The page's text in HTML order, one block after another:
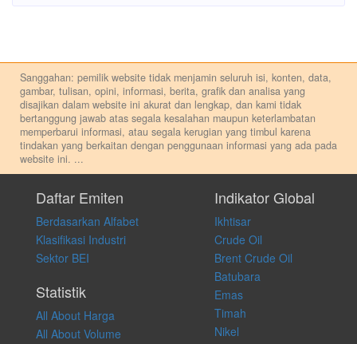
Sanggahan: pemilik website tidak menjamin seluruh isi, konten, data,
gambar, tulisan, opini, informasi, berita, grafik dan analisa yang
disajikan dalam website ini akurat dan lengkap, dan kami tidak
bertanggung jawab atas segala kesalahan maupun keterlambatan
memperbarui informasi, atau segala kerugian yang timbul karena
tindakan yang berkaitan dengan penggunaan informasi yang ada pada
website ini. ...
pribadi. Kami tidak memberi anjuran, saran, rekomendasi untuk
membeli, menjual atau melakukan aktivitas lain yang terkait dengan
transaksi perdagangan apapun, dan kami tidak bertanggung jawab
atas keputusan investasi yang dilakukan dalam kondisi dan situasi
apapun juga, yang diakibatkan secara langsung maupun tidak
langsung atas konten pada website ini.
Daftar Emiten
Berdasarkan Alfabet
Klasifikasi Industri
Sektor BEI
Statistik
All About Harga
All About Volume
Indikator Global
Ikhtisar
Crude Oil
Brent Crude Oil
Batubara
Emas
Timah
Nikel